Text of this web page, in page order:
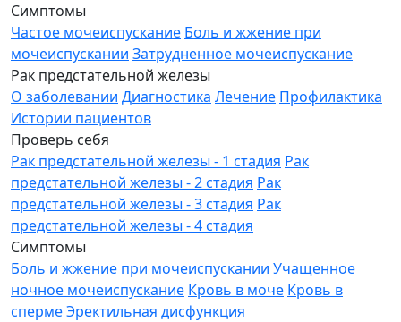
Симптомы
Частое мочеиспускание Боль и жжение при
мочеиспускании Затрудненное мочеиспускание
Рак предстательной железы
О заболевании Диагностика Лечение Профилактика
Истории пациентов
Проверь себя
Рак предстательной железы - 1 стадия Рак
предстательной железы - 2 стадия Рак
предстательной железы - 3 стадия Рак
предстательной железы - 4 стадия
Симптомы
Боль и жжение при мочеиспускании Учащенное
ночное мочеиспускание Кровь в моче Кровь в
спермеЭректильная дисфункция